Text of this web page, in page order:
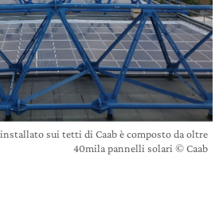
sui tetti di Caab è composto da oltre
40mila pannelli solari © Caab